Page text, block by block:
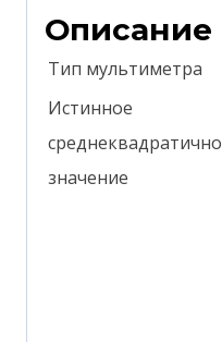
Описание
Тип мультиметра
Истинное
значение